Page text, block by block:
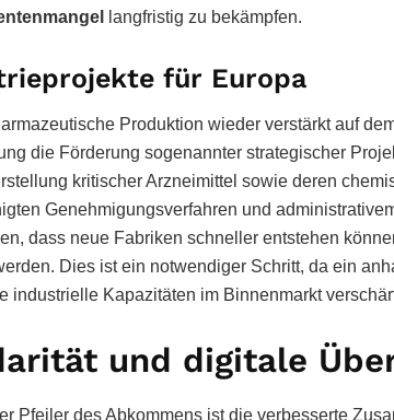
langfristig zu bekämpfen.
für Europa
Produktion wieder verstärkt auf
die Förderung sogenannter strategischer
kritischer Arzneimittel sowie deren
Genehmigungsverfahren und
dass neue Fabriken schneller entstehen
Dies ist ein notwendiger Schritt, da ein
industrielle Kapazitäten im Binnenmarkt
und digitale
Pfeiler des Abkommens ist die verbesserte